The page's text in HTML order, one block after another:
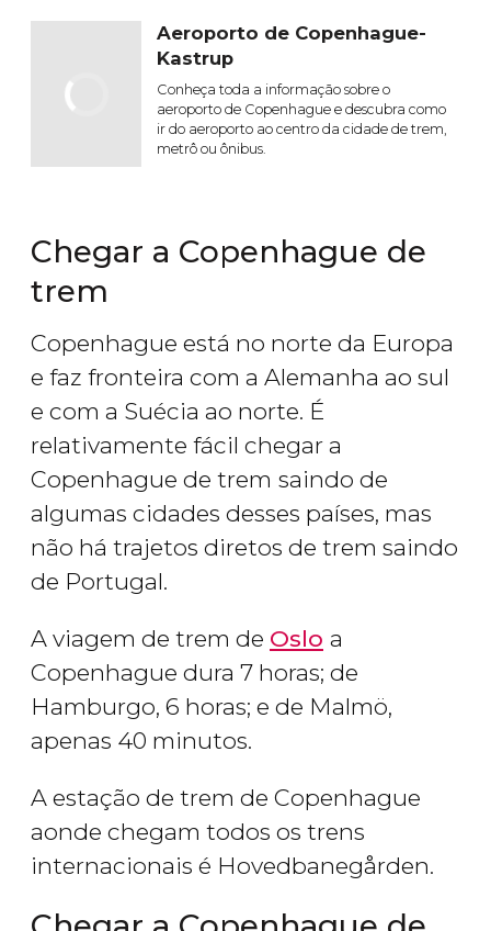
Aeroporto de Copenhague-
Kastrup
Conheça toda a informação sobre o
aeroporto de Copenhague e descubra como
ir do aeroporto ao centro da cidade de trem,
metrô ou ônibus.
Chegar a Copenhague de
trem
Copenhague está no norte da Europa
e faz fronteira com a Alemanha ao sul
e com a Suécia ao norte. É
relativamente fácil chegar a
Copenhague de trem saindo de
algumas cidades desses países, mas
não há trajetos diretos de trem saindo
de Portugal.
A viagem de trem de Oslo a
Copenhague dura 7 horas; de
Hamburgo, 6 horas; e de Malmö,
apenas 40 minutos.
A estação de trem de Copenhague
aonde chegam todos os trens
internacionais é Hovedbanegården.